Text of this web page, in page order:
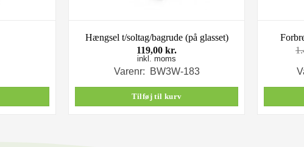
Hængsel t/soltag/bagrude (på glasset)
119,00 kr.
inkl. moms
Varenr: BW3W-183
Tilføj til kurv